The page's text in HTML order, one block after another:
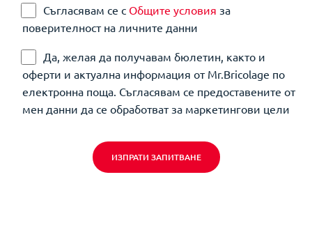
Съгласявам се с Общите условия за
поверителност на личните данни
Да, желая да получавам бюлетин, както и
оферти и актуална информация от Mr.Bricolage по
електронна поща. Съгласявам се предоставените от
мен данни да се обработват за маркетингови цели
ИЗПРАТИ ЗАПИТВАНЕ